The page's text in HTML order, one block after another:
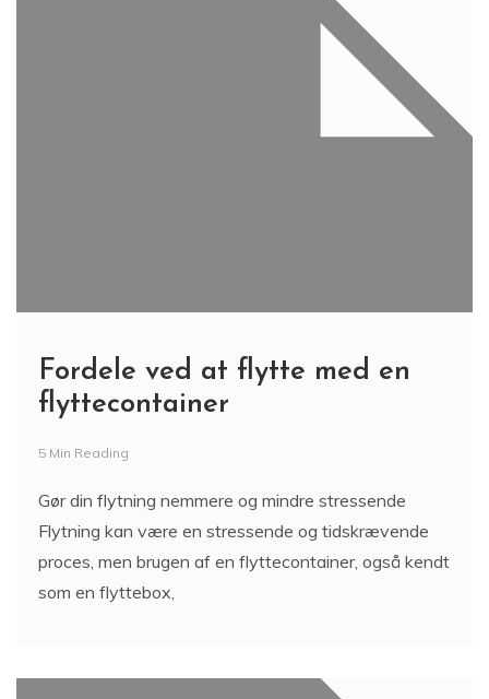
Fordele ved at flytte med en
flyttecontainer
5 Min Reading
Gør din flytning nemmere og mindre stressende
Flytning kan være en stressende og tidskrævende
proces, men brugen af en flyttecontainer, også kendt
som en flyttebox,